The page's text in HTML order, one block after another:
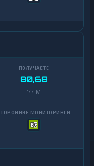
80,68
144 M